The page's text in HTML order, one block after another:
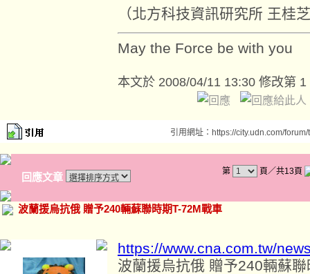
（北方科技資訊研究所 王桂
May the Force be with you
本文於 2008/04/11 13:30 修改第 1
引用網址：https://city.udn.com/
回應文章 第 頁／共13頁
波蘭援烏抗俄 贈予240輛蘇聯時期T-72M戰車
https://www.cna.com.tw/
波蘭援烏抗俄 贈予240輛蘇